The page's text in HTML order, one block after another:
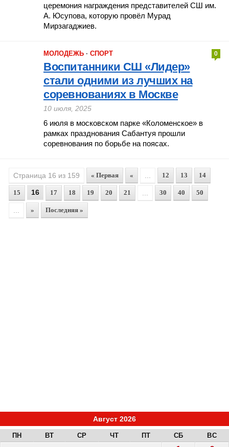
церемония награждения представителей СШ им.
А. Юсупова, которую провёл Мурад
Мирзагаджиев.
МОЛОДЕЖЬ · СПОРТ 0
Воспитанники СШ «Лидер»
стали одними из лучших на
соревнованиях в Москве
10 июля, 2025
6 июля в московском парке «Коломенское» в
рамках празднования Сабантуя прошли
соревнования по борьбе на поясах.
Страница 16 из 159 « Первая « 12 13 14
15 16 17 18 19 20 21 30 40 50
» Последняя »
Август 2026
ПН ВТ СР ЧТ ПТ СБ ВС